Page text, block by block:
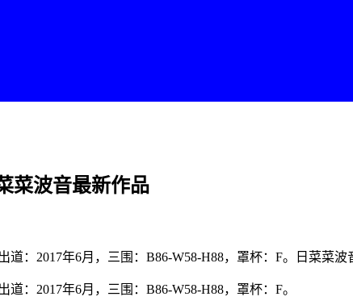
菜波音最新作品
道：2017年6月，三围：B86-W58-H88，罩杯：F。日菜菜
：2017年6月，三围：B86-W58-H88，罩杯：F。